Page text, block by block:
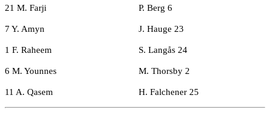
21 M. Farji P. Berg 6
7 Y. Amyn J. Hauge 23
1 F. Raheem S. Langås 24
6 M. Younnes M. Thorsby 2
11 A. Qasem H. Falchener 25